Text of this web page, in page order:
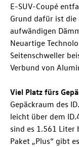
E-SUV-Coupé
Grund dafür ist
aufwändigen
Neuartige
Seitenschweller
Verbund von
Viel Platz fürs
Gepäckraum des
leicht über dem
sind es 1.561 Liter
Paket „Plus“ gibt